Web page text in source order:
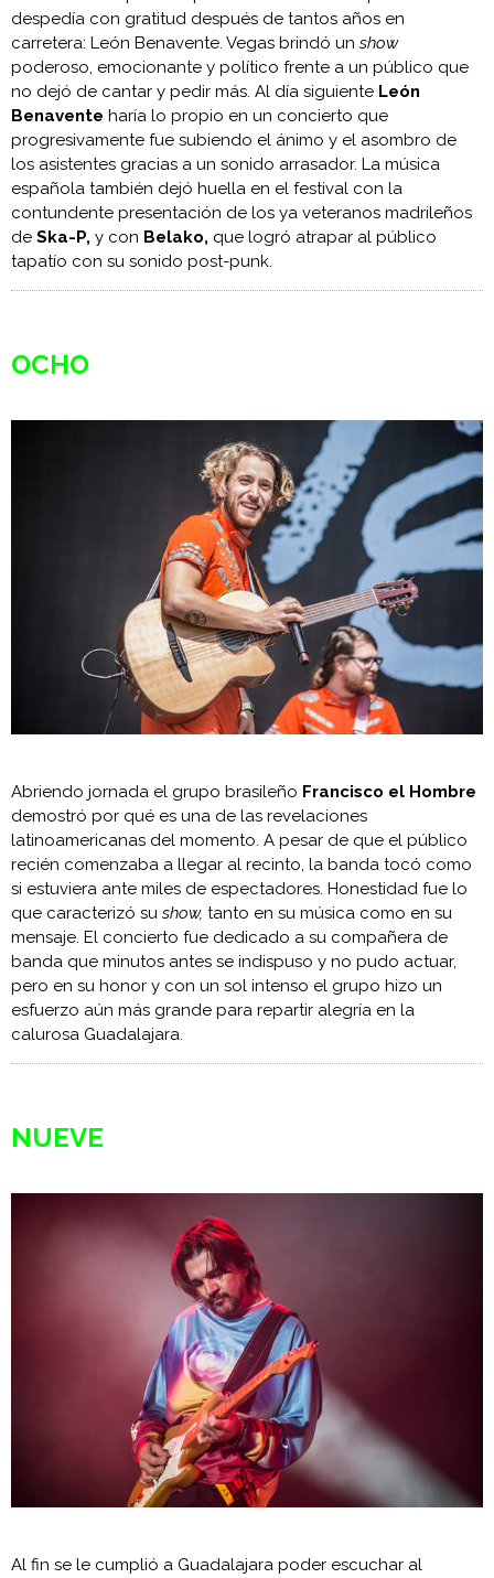
despedía con gratitud después de tantos años en
carretera: León Benavente. Vegas brindó un show
poderoso, emocionante y político frente a un público que
no dejó de cantar y pedir más. Al día siguiente León
Benavente haría lo propio en un concierto que
progresivamente fue subiendo el ánimo y el asombro de
los asistentes gracias a un sonido arrasador. La música
española también dejó huella en el festival con la
contundente presentación de los ya veteranos madrileños
de Ska-P, y con Belako, que logró atrapar al público
tapatío con su sonido post-punk.
OCHO
Abriendo jornada el grupo brasileño Francisco el Hombre
demostró por qué es una de las revelaciones
latinoamericanas del momento. A pesar de que el público
recién comenzaba a llegar al recinto, la banda tocó como
si estuviera ante miles de espectadores. Honestidad fue lo
que caracterizó su show, tanto en su música como en su
mensaje. El concierto fue dedicado a su compañera de
banda que minutos antes se indispuso y no pudo actuar,
pero en su honor y con un sol intenso el grupo hizo un
esfuerzo aún más grande para repartir alegría en la
calurosa Guadalajara.
NUEVE
Al fin se le cumplió a Guadalajara poder escuchar al